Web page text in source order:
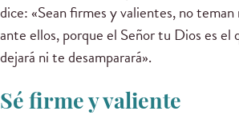
dice: «Sean firmes y valientes, no
ante ellos, porque el Señor tu Dios es el
dejará ni te desamparará».
Sé firme y valiente